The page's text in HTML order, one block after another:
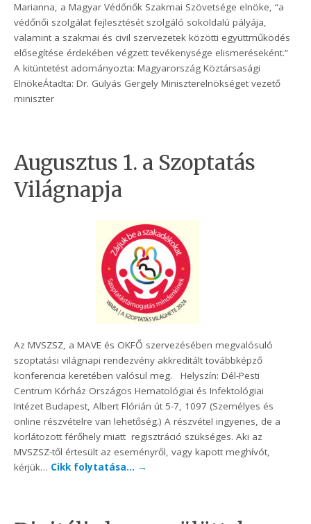
Marianna, a Magyar Védőnők Szakmai Szövetsége elnöke, “a
védőnői szolgálat fejlesztését szolgáló sokoldalú pályája,
valamint a szakmai és civil szervezetek közötti együttműködés
elősegítése érdekében végzett tevékenysége elismeréseként.”
A kitüntetést adományozta: Magyarország Köztársasági
ElnökeÁtadta: Dr. Gulyás Gergely Miniszterelnökséget vezető
miniszter
Augusztus 1. a Szoptatás
Világnapja
Az MVSZSZ, a MAVE és OKFŐ szervezésében megvalósuló
szoptatási világnapi rendezvény akkreditált továbbképző
konferencia keretében valósul meg. Helyszín: Dél-Pesti
Centrum Kórház Országos Hematológiai és Infektológiai
Intézet Budapest, Albert Flórián út 5-7, 1097 (Személyes és
online részvételre van lehetőség.) A részvétel ingyenes, de a
korlátozott férőhely miatt regisztráció szükséges. Aki az
MVSZSZ-től értesült az eseményről, vagy kapott meghívót,
kérjük… Cikk folytatása… →